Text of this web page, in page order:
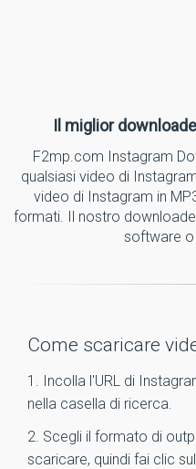
Il miglior
F2mp.com Instagram
qualsiasi video di
video di Instagram in
formati. Il nostro
software o
Come scaricare
1. Incolla l'URL di
nella casella di ricerca.
2. Scegli il formato di
scaricare, quindi fai clic